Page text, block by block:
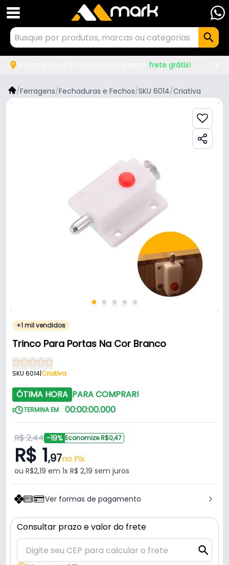
frete grátis!
/Ferragens/Fechaduras e Fechos/SKU 6014/Criativa
+1 mil vendidos
Trinco Para Portas Na Cor Branco
SKU 6014|Criativa
ÓTIMA HORA PARA COMPRAR!
TERMINA EM 00:00:00.000
R$ 2,44 -19% Economize R$0,47
R$ 1,97no Pix
ou R$2,19 em 1x R$ 2,19 sem juros
Ver formas de pagamento
Consultar prazo e valor do frete